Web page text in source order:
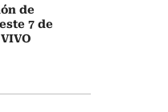
de
7 de